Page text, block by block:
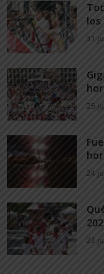
los
31
25
24
23